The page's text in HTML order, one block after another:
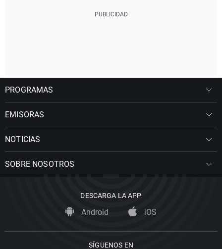
PROGRAMAS
EMISORAS
NOTICIAS
SOBRE NOSOTROS
DESCARGA LA APP
Android iOS
SÍGUENOS EN